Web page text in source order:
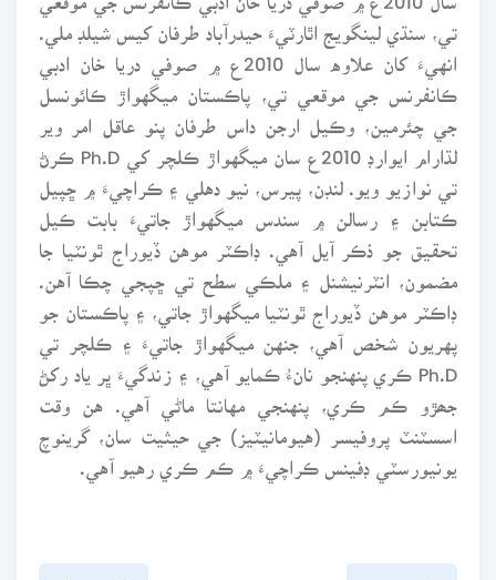
تي، سنڌي لينگويج اٿارٽيءَ حيدرآباد طرفان کيس شيلڊ ملي.
انهيءَ کان علاوه سال 2010ع ۾ صوفي دريا خان ادبي
ڪانفرنس جي موقعي تي، پاڪستان ميگهواڙ ڪائونسل
جي چئرمين، وڪيل ارجن داس طرفان پنو عاقل امر وير
تي نوازيو ويو. لنڊن، پيرس، نيو دهلي ۽ ڪراچيءَ ۾ ڇپيل
ڪتابن ۽ رسالن ۾ سندس ميگهواڙ جاتيءَ بابت ڪيل
تحقيق جو ذڪر آيل آهي. ڊاڪٽر موهن ڏيوراج ٿونٽيا جا
مضمون، انٽرنيشنل ۽ ملڪي سطح تي ڇپجي چڪا آهن.
ڊاڪٽر موهن ڏيوراج ٿونٽيا ميگهواڙ جاتي، ۽ پاڪستان جو
پهريون شخص آهي، جنهن ميگهواڙ جاتيءَ ۽ ڪلچر تي
Ph.D ڪري پنهنجو نانءُ ڪمايو آهي، ۽ زندگيءَ ڀر ياد رکڻ
جھڙو ڪم ڪري، پنهنجي مهانتا ماڻي آهي. هن وقت
اسسٽنٽ پروفيسر (هيومانيٽيز) جي حيثيت سان، گرينوچ
يونيورسٽي ڊفينس ڪراچيءَ ۾ ڪم ڪري رهيو آهي.